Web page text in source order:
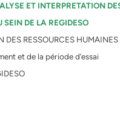
ET INTERPRETATION
SEIN DE LA REGIDESO
DES RESSOURCES
et de la période d’essai